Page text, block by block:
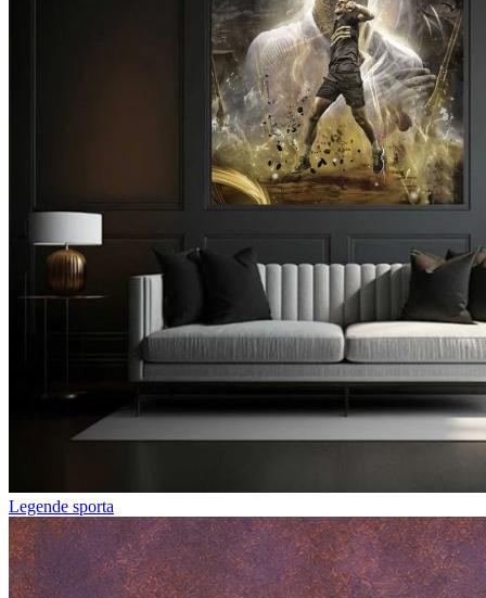
Legende sporta